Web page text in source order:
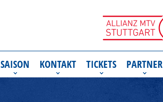
SAISON KONTAKT TICKETS PARTNER